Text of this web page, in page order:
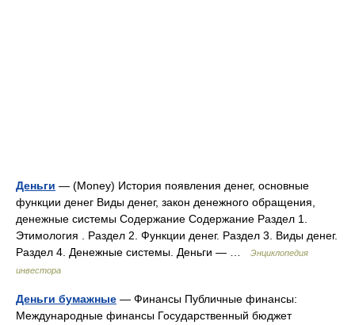
Деньги — (Money) История появления денег, основные
функции денег Виды денег, закон денежного обращения,
денежные системы Содержание Содержание Раздел 1.
Этимология . Раздел 2. Функции денег. Раздел 3. Виды денег.
Раздел 4. Денежные системы. Деньги — …
Энциклопедия
инвестора
Деньги бумажные — Финансы Публичные финансы:
Международные финансы Государственный бюджет